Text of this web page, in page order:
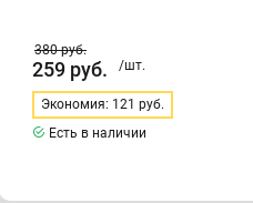
380руб.
259 руб. /шт.
Экономия: 121 руб.
Есть в наличии